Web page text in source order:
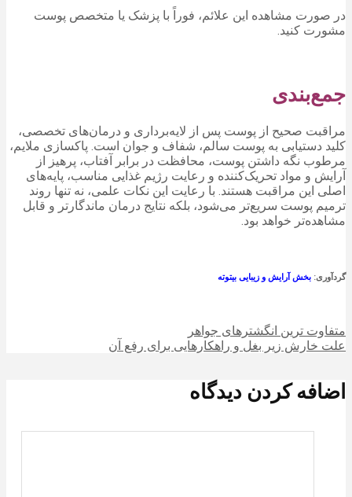
در صورت مشاهده این علائم، فوراً با پزشک یا متخصص پوست
مشورت کنید.
جمع‌بندی
مراقبت صحیح از پوست پس از لایه‌برداری و درمان‌های تخصصی،
کلید دستیابی به پوست سالم، شفاف و جوان است. پاکسازی ملایم،
مرطوب نگه داشتن پوست، محافظت در برابر آفتاب، پرهیز از
آرایش و مواد تحریک‌کننده و رعایت رژیم غذایی مناسب، پایه‌های
اصلی این مراقبت هستند. با رعایت این نکات علمی، نه تنها روند
ترمیم پوست سریع‌تر می‌شود، بلکه نتایج درمان ماندگارتر و قابل
مشاهده‌تر خواهد بود.
گردآوری: بخش آرایش و زیبایی بیتوته
متفاوت ترین انگشترهای جواهر
علت خارش زیر بغل و راهکارهایی برای رفع آن
اضافه کردن دیدگاه